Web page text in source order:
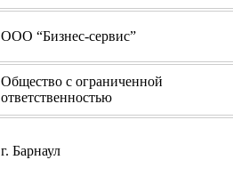
ООО “Бизнес-сервис”
Общество с ограниченной
ответственностью
г. Барнаул